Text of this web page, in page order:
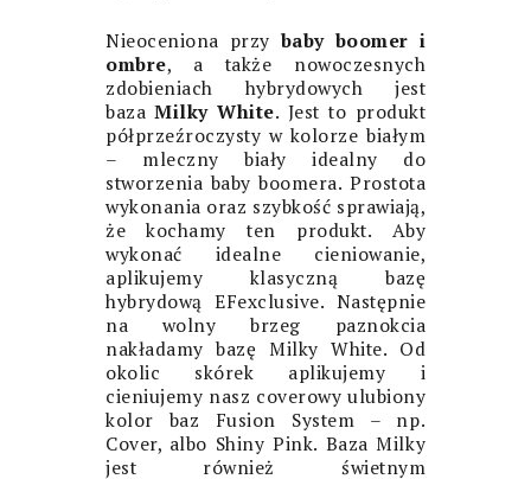
Nieoceniona przy baby boomer i
ombre, a także nowoczesnych
zdobieniach hybrydowych jest
bazaMilky White. Jest to produkt
półprzeźroczysty w kolorze białym
– mleczny biały idealny do
stworzenia baby boomera. Prostota
wykonania oraz szybkość sprawiają,
że kochamy ten produkt. Aby
wykonać idealne cieniowanie,
aplikujemy klasyczną bazę
hybrydową EFexclusive. Następnie
na wolny brzeg paznokcia
nakładamy bazę Milky White. Od
okolic skórek aplikujemy i
cieniujemy nasz coverowy ulubiony
kolor baz Fusion System – np.
Cover, albo Shiny Pink. Baza Milky
jest również świetnym